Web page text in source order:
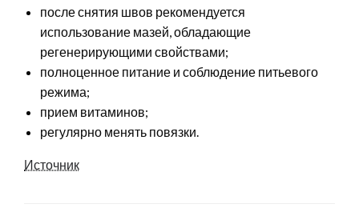
после снятия швов рекомендуется
использование мазей, обладающие
регенерирующими свойствами;
полноценное питание и соблюдение питьевого
режима;
прием витаминов;
регулярно менять повязки.
Источник